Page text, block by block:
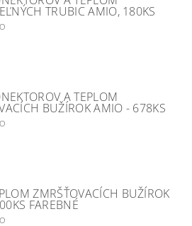
TRUBIC AMIO, 180KS
A TEPLOM
BUŽÍROK AMIO - 678KS
ZMRŠŤOVACÍCH BUŽÍROK
FAREBNÉ